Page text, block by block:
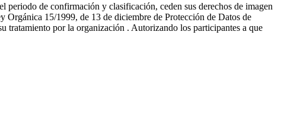
de confirmación y clasificación, ceden sus derechos de imagen
15/1999, de 13 de diciembre de Protección de Datos de
tratamiento por la organización . Autorizando los participantes a que